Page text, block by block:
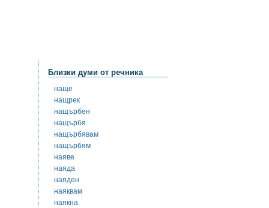
Близки думи от речника
наще
нащрек
нащърбен
нащърбя
нащърбявам
нащърбям
наяве
наяда
наяден
наяквам
наякна